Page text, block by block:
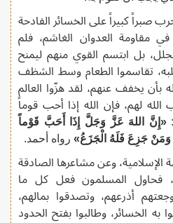
صبراً كبيراً على الخسائر الفادحة
في مقاومة العدوان الغاشم، فلم
بل ابتسم القوي منهم ليمنح
تقاسموا الطعام وسط الشظف
بأن يخفف عنهم، لقد هزّوا العالم
لهم، فإن الله إذا أحب قوماً
«إِنَّ اللهَ عَزَّ وَجَلَّ إِذَا أَحَبَّ قَوْماً
وَمَنْ جَزِعَ فَلَهُ الْجَزَعُ» رواه أحمد.
الإسلامية، وعن مشاعرها الصادقة
فحاول المسلمون فعل كل ما
أذرعهم، وتصدقوا بمالهم،
به الخسائر، وطالبوا بفتح الحدود